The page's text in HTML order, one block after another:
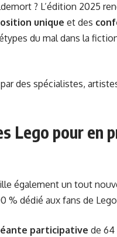
? L’édition 2025
unique et des
du mal dans la
des spécialistes,
Lego pour en
également un tout
% dédié aux fans de
participative de 64